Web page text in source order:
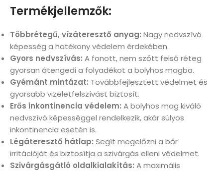
Termékjellemzők:
Többrétegű, vízáteresztő anyag: Nagy nedvszívó
képesség a hatékony védelem érdekében.
Gyors nedvszívás: A fonott, nem szőtt felső réteg
gyorsan átengedi a folyadékot a bolyhos magba.
Gyémánt mintázat: Továbbfejlesztett védelmet és
gyorsabb vizeletfelszívást biztosít.
Erős inkontinencia védelem: A bolyhos mag kiváló
nedvszívó képességgel rendelkezik, akár súlyos
inkontinencia esetén is.
Légáteresztő hátlap: Segít megelőzni a bőr
irritációját és biztosítja a szivárgás elleni védelmet.
Szivárgásgátló oldalkialakítás: A maximális